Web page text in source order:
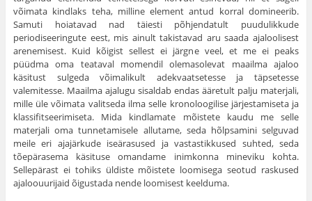
võimata kindlaks teha, milline element antud korral domineerib.
Samuti hoiatavad nad täiesti põhjendatult puudulikkude
periodiseerin­gute eest, mis ainult takistavad aru saada ajaloolisest
arenemisest. Kuid kõigist sellest ei järgne veel, et me ei peaks
püüdma oma tea­taval momendil olemasolevat maailma ajaloo
käsitust sulgeda võima­likult adekvaatsetesse ja täpsetesse
valemitesse. Maailma ajalugu sisaldab endas ääretult palju materjali,
mille üle võimata valitseda ilma selle kronoloogilise järjestamiseta ja
klassifitseerimiseta. Mida kindlamate mõistete kaudu me selle
materjali oma tunnetamisele allu­tame, seda hõlpsamini selguvad
meile eri ajajärkude iseärasused ja vastastikkused suhted, seda
tõepärasema käsituse omandame inimkonna mineviku kohta.
Sellepärast ei tohiks üldiste mõistete loomisega seotud raskused
ajaloouurijaid õigustada nende loomisest keelduma.